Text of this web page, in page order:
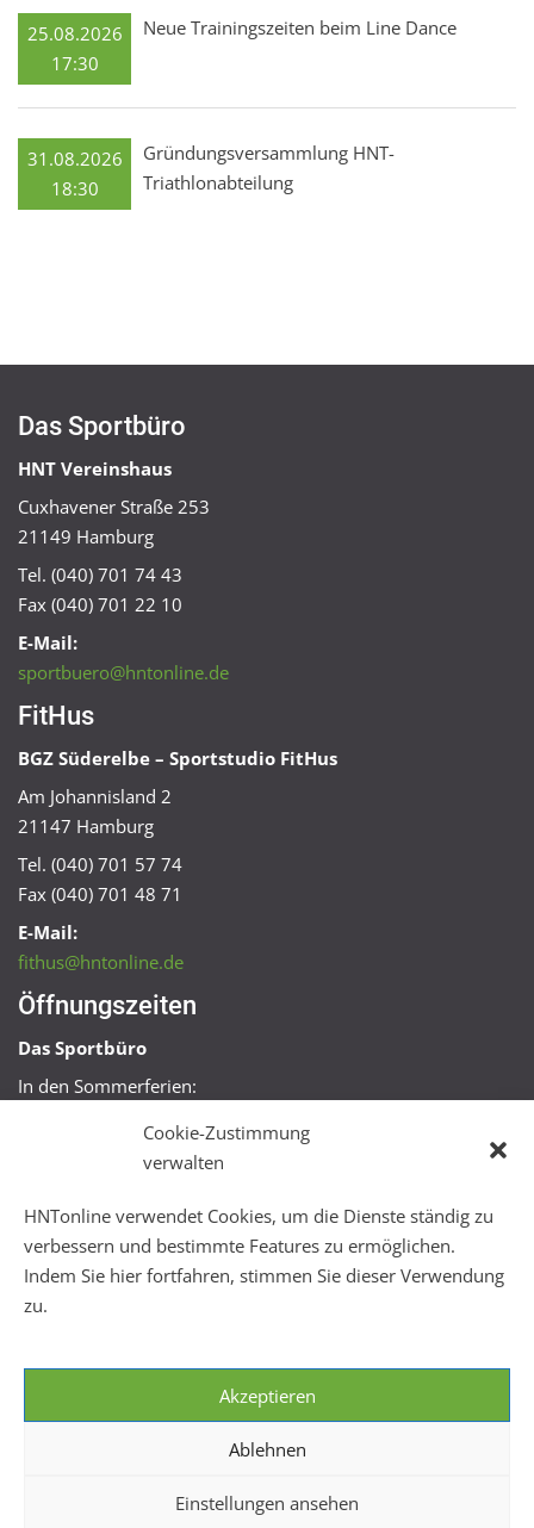
Cookie-Zustimmung
verwalten
HNTonline verwendet Cookies, um die Dienste ständig zu
verbessern und bestimmte Features zu ermöglichen.
Indem Sie hier fortfahren, stimmen Sie dieser Verwendung
zu.
Akzeptieren
Ablehnen
Einstellungen ansehen
25.08.2026
17:30
Neue Trainingszeiten beim Line Dance
31.08.2026
18:30
Gründungsversammlung HNT-
Triathlonabteilung
Das Sportbüro
HNT Vereinshaus
Cuxhavener Straße 253
21149 Hamburg
Tel. (040) 701 74 43
Fax (040) 701 22 10
E-Mail:
sportbuero@hntonline.de
FitHus
BGZ Süderelbe – Sportstudio FitHus
Am Johannisland 2
21147 Hamburg
Tel. (040) 701 57 74
Fax (040) 701 48 71
E-Mail:
fithus@hntonline.de
Öffnungszeiten
Das Sportbüro
In den Sommerferien:
Mo + Mi 16:00 – 18:00 Uhr
Mo – Fr 08:00 – 22:00 Uhr
Sa + So 10:00 – 18:00 Uhr